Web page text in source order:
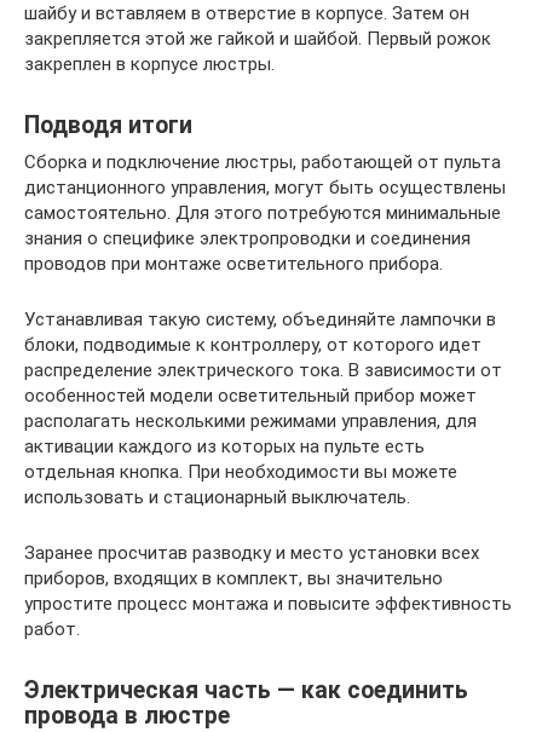
шайбу и вставляем в отверстие в корпусе. Затем он
закрепляется этой же гайкой и шайбой. Первый рожок
закреплен в корпусе люстры.
Подводя итоги
Сборка и подключение люстры, работающей от пульта
дистанционного управления, могут быть осуществлены
самостоятельно. Для этого потребуются минимальные
знания о специфике электропроводки и соединения
проводов при монтаже осветительного прибора.
Устанавливая такую систему, объединяйте лампочки в
блоки, подводимые к контроллеру, от которого идет
распределение электрического тока. В зависимости от
особенностей модели осветительный прибор может
располагать несколькими режимами управления, для
активации каждого из которых на пульте есть
отдельная кнопка. При необходимости вы можете
использовать и стационарный выключатель.
Заранее просчитав разводку и место установки всех
приборов, входящих в комплект, вы значительно
упростите процесс монтажа и повысите эффективность
работ.
Электрическая часть — как соединить
провода в люстре